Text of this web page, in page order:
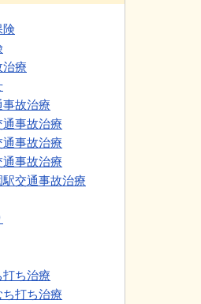
険
治療
事故治療
事故治療
通事故治療
事故治療
交通事故治療
打ち治療
打ち治療